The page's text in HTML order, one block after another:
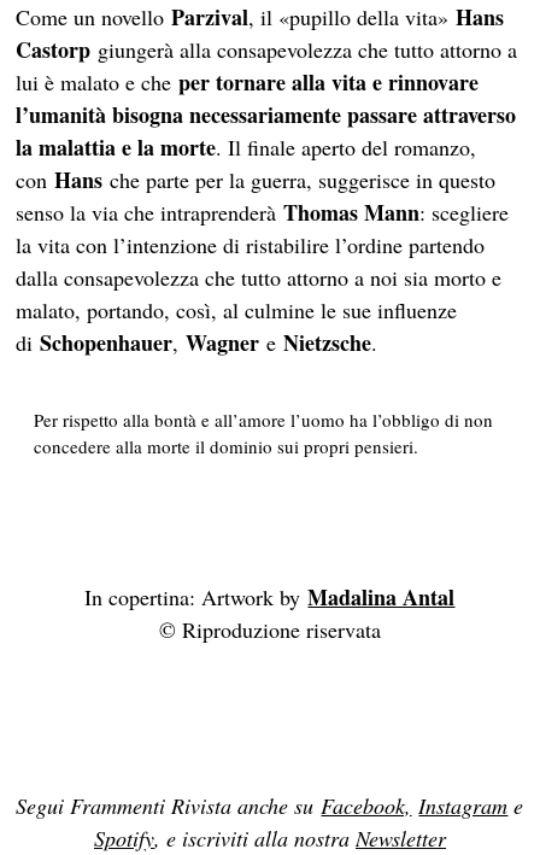
Come un novelloParzival, il «pupillo della vita»Hans
Castorp giungerà alla consapevolezza che tutto attorno a
lui è malato e cheper tornare alla vita e rinnovare
l’umanità bisogna necessariamente passare attraverso
la malattia e la morte. Il finale aperto del romanzo,
conHans che parte per la guerra, suggerisce in questo
senso la via che intraprenderàThomas Mann: scegliere
la vita con l’intenzione di ristabilire l’ordine partendo
dalla consapevolezza che tutto attorno a noi sia morto e
malato, portando, così, al culmine le sue influenze
diSchopenhauer,WagnereNietzsche.
Per rispetto alla bontà e all’amore l’uomo ha l’obbligo di non
concedere alla morte il dominio sui propri pensieri.
In copertina: Artwork byMadalina Antal
© Riproduzione riservata
Segui Frammenti Rivista anche suFacebook, Instagram e
Spotify, e iscriviti alla nostraNewsletter